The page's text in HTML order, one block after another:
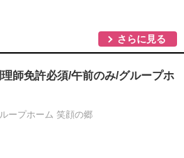
さらに見る
師免許必須/午前のみ/グループホ
ープホーム 笑顔の郷